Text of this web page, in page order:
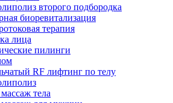
второго подбородка
биоревитализация
терапия
лица
пилинги
RF лифтинг по телу
тела